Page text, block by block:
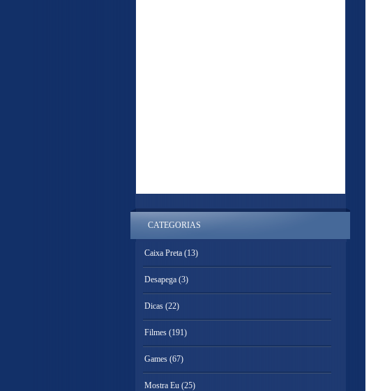
CATEGORIAS
Caixa Preta (13)
Desapega (3)
Dicas (22)
Filmes (191)
Games (67)
Mostra Eu (25)